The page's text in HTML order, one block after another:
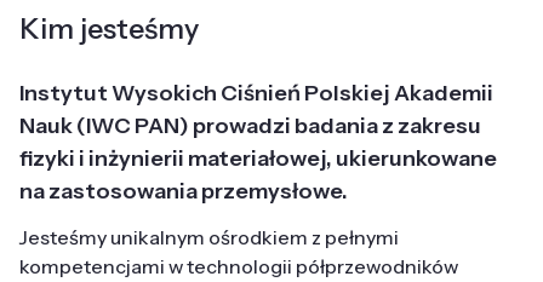
Kim jesteśmy
Instytut Wysokich Ciśnień Polskiej Akademii
Nauk (IWC PAN) prowadzi badania z zakresu
fizyki i inżynierii materiałowej, ukierunkowane
na zastosowania przemysłowe.
Jesteśmy unikalnym ośrodkiem z pełnymi
kompetencjami w technologii półprzewodników